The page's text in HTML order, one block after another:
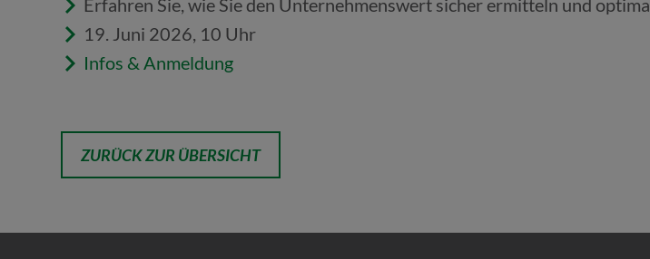
Erfahren Sie, wie Sie den Unternehmenswert sicher ermitteln und
19. Juni 2026, 10 Uhr
Infos & Anmeldung
ZURÜCK ZUR ÜBERSICHT